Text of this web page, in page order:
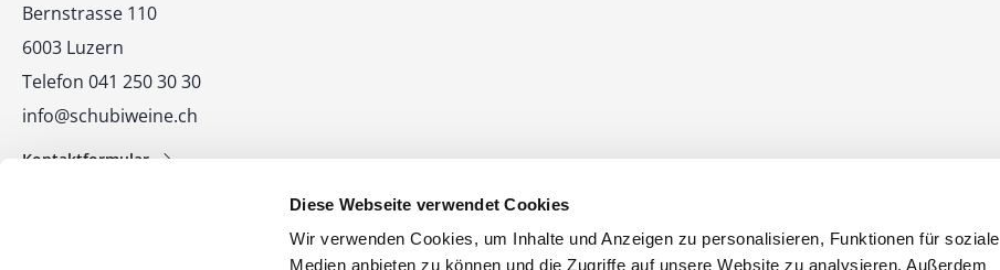
Diese Webseite verwendet Cookies
Wir verwenden Cookies, um Inhalte und Anzeigen zu personalisieren, Funktionen für soziale
Medien anbieten zu können und die Zugriffe auf unsere Website zu analysieren. Außerdem
Bernstrasse 110
6003 Luzern
Telefon 041 250 30 30
info@schubiweine.ch
Kontaktformular